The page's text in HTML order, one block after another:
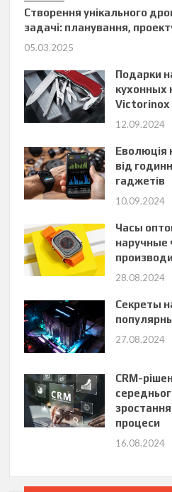
Створення унікального
задачі: планування,
05.03.2025
Подарки
кухонных
Victorinox
12.09.2024
Еволюція
від
гаджетів
10.09.2024
Часы
наручные
28.08.2024
Секреты
27.08.2024
CRM-
процеси
16.08.2024